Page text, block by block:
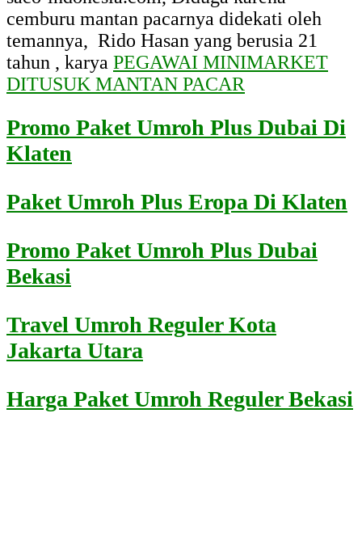
cemburu mantan pacarnya didekati oleh
temannya, Rido Hasan yang berusia 21
tahun , karya PEGAWAI MINIMARKET
DITUSUK MANTAN PACAR
Promo Paket Umroh Plus Dubai Di
Klaten
Paket Umroh Plus Eropa Di Klaten
Promo Paket Umroh Plus Dubai
Bekasi
Travel Umroh Reguler Kota
Jakarta Utara
Harga Paket Umroh Reguler Bekasi